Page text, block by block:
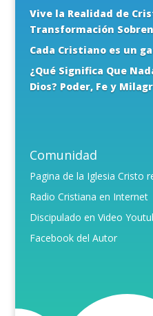
Vive la Realidad de
Transformación
Cada Cristiano es un
¿Qué Significa Que
Dios? Poder, Fe y
Comunidad
Pagina de la Iglesia Cristo
Radio Cristiana en Internet
Discipulado en Video
Facebook del Autor